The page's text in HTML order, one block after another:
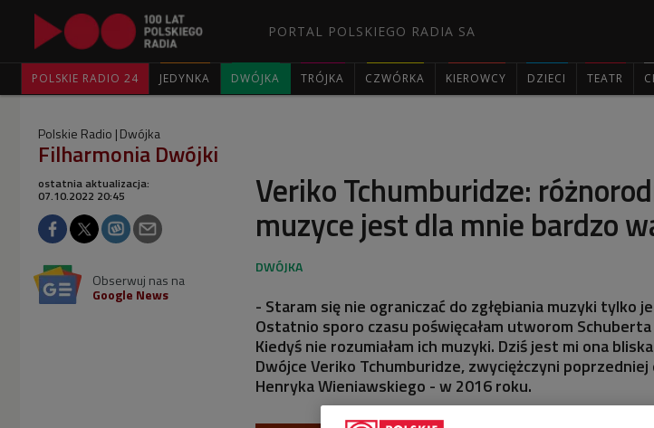
PORTAL POLSKIEGO RADIA SA
POLSKIE RADIO 24 JEDYNKA DWÓJKA TRÓJKA CZWÓRKA KIEROWCY DZIECI TEATR
Polskie Radio Dwójka
Filharmonia Dwójki
Veriko Tchumburidze:
muzyce jest dla mnie bardzo
ostatnia aktualizacja:
07.10.2022 20:45
Obserwuj nas na
Google News
- Staram się nie ograniczać do zgłębiania muzyki tylko
Ostatnio sporo czasu poświęcałam utworom Schuberta
Kiedyś nie rozumiałam ich muzyki. Dziś jest mi ona
Dwójce Veriko Tchumburidze, zwyciężczyni poprzedniej
Henryka Wieniawskiego - w 2016 roku.